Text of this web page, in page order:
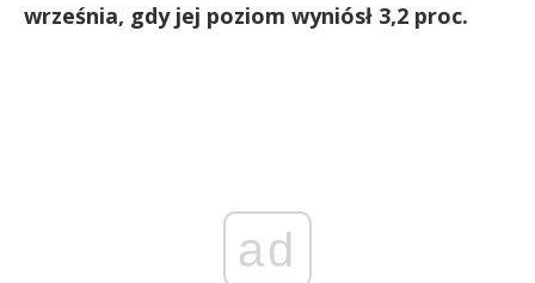
września, gdy jej poziom wyniósł 3,2 proc.
ad